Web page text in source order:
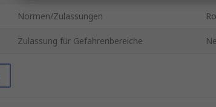
Normen/Zulassungen
Zulassung für Gefahrenbereiche